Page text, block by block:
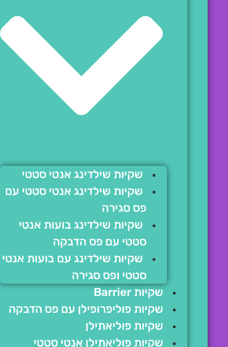
שקיות שילדינג אנטי סטטי
שקיות שילדינג אנטי סטטי עם
פס סגירה
שקיות שילדינג בועות אנטי
סטטי עם פס הדבקה
שקיות שילדינג עם בועות אנטי
סטטי ופס סגירה
שקיות Barrier
שקיות פוליפרופילן עם פס הדבקה
שקיות פוליאתילן
שקיות פוליאתילן אנטי סטטי